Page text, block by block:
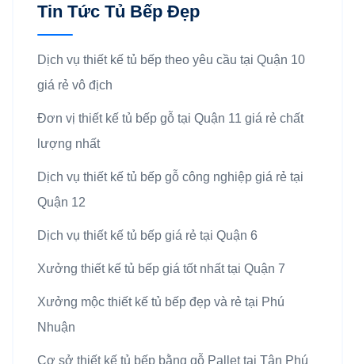
Tin Tức Tủ Bếp Đẹp
Dịch vụ thiết kế tủ bếp theo yêu cầu tại Quận 10
giá rẻ vô địch
Đơn vị thiết kế tủ bếp gỗ tại Quận 11 giá rẻ chất
lượng nhất
Dịch vụ thiết kế tủ bếp gỗ công nghiệp giá rẻ tại
Quận 12
Dịch vụ thiết kế tủ bếp giá rẻ tại Quận 6
Xưởng thiết kế tủ bếp giá tốt nhất tại Quận 7
Xưởng mộc thiết kế tủ bếp đẹp và rẻ tại Phú
Nhuận
Cơ sở thiết kế tủ bếp bằng gỗ Pallet tại Tân Phú